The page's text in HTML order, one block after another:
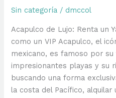
Experiencia
en
el
Pacífico
Mexicano
Sin categoría / dmccol
Acapulco de Lujo: Renta un
como un VIP Acapulco, el
mexicano, es famoso por
impresionantes playas y su
buscando una forma
la costa del Pacífico,